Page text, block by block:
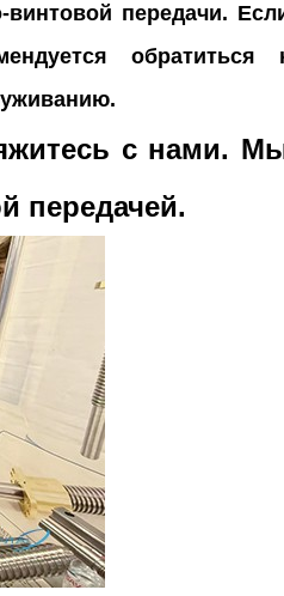
передачи.
обратиться
с нами.
передачей.